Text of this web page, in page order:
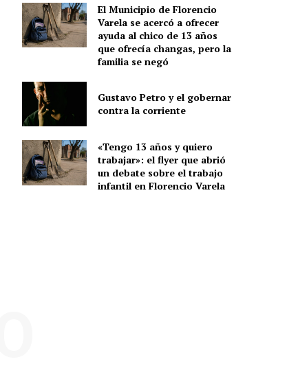
El Municipio de Florencio
Varela se acercó a ofrecer
ayuda al chico de 13 años
que ofrecía changas, pero la
familia se negó
Gustavo Petro y el gobernar
contra la corriente
«Tengo 13 años y quiero
trabajar»: el flyer que abrió
un debate sobre el trabajo
infantil en Florencio Varela